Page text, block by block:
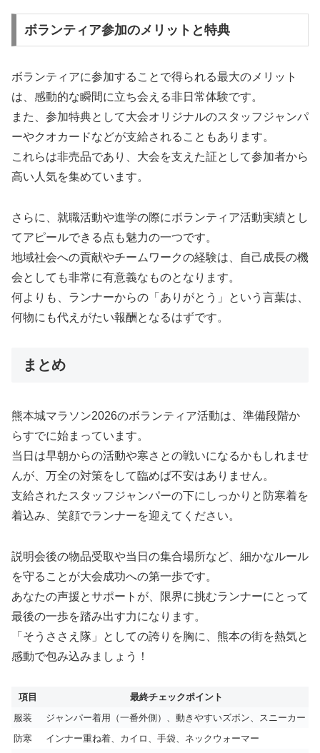
ボランティア参加のメリットと特典
ボランティアに参加することで得られる最大のメリット
は、感動的な瞬間に立ち会える非日常体験です。
また、参加特典として大会オリジナルのスタッフジャンパ
ーやクオカードなどが支給されることもあります。
これらは非売品であり、大会を支えた証として参加者から
高い人気を集めています。
さらに、就職活動や進学の際にボランティア活動実績とし
てアピールできる点も魅力の一つです。
地域社会への貢献やチームワークの経験は、自己成長の機
会としても非常に有意義なものとなります。
何よりも、ランナーからの「ありがとう」という言葉は、
何物にも代えがたい報酬となるはずです。
まとめ
熊本城マラソン2026のボランティア活動は、準備段階か
らすでに始まっています。
当日は早朝からの活動や寒さとの戦いになるかもしれませ
んが、万全の対策をして臨めば不安はありません。
支給されたスタッフジャンパーの下にしっかりと防寒着を
着込み、笑顔でランナーを迎えてください。
説明会後の物品受取や当日の集合場所など、細かなルール
を守ることが大会成功への第一歩です。
あなたの声援とサポートが、限界に挑むランナーにとって
最後の一歩を踏み出す力になります。
「そうささえ隊」としての誇りを胸に、熊本の街を熱気と
感動で包み込みましょう！
項目
最終チェックポイント
服装
ジャンパー着用（一番外側）、動きやすいズボン、スニーカー
防寒
インナー重ね着、カイロ、手袋、ネックウォーマー